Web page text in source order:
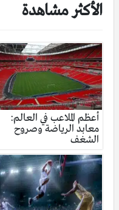
الأكثر مشاهدة
أعظم الملاعب في العالم:
معابد الرياضة وصروح
الشغف